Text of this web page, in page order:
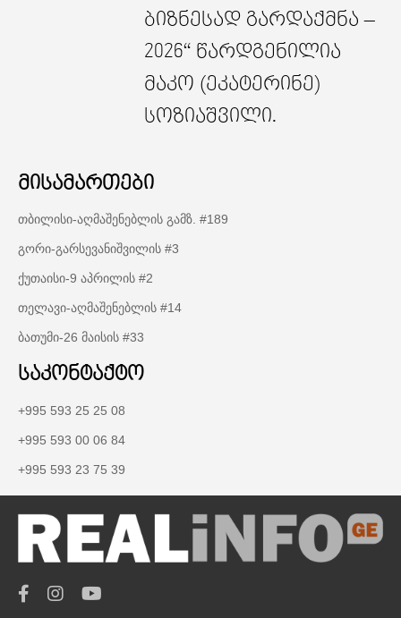
ბიზნესად გარდაქმნა –
2026“ წარდგენილია
მაკო (ეკატერინე)
სოზიაშვილი.
მისამართები
თბილისი-აღმაშენებლის გამზ. #189
გორი-გარსევანიშვილის #3
ქუთაისი-9 აპრილის #2
თელავი-აღმაშენებლის #14
ბათუმი-26 მაისის #33
საკონტაქტო
+995 593 25 25 08
+995 593 00 06 84
+995 593 23 75 39